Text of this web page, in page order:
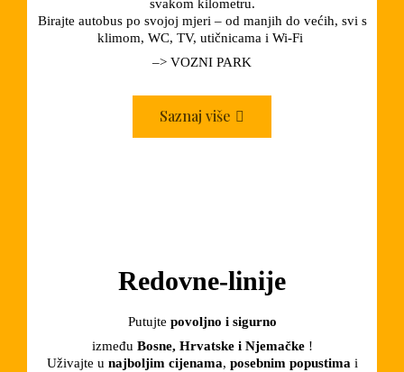
svakom kilometru.
Birajte autobus po svojoj mjeri – od manjih do većih, svi s
klimom, WC, TV, utičnicama i Wi-Fi
–> VOZNI PARK
Saznaj više
Redovne-linije
Putujte povoljno i sigurno
između Bosne, Hrvatske i Njemačke !
Uživajte u najboljim cijenama, posebnim popustimai